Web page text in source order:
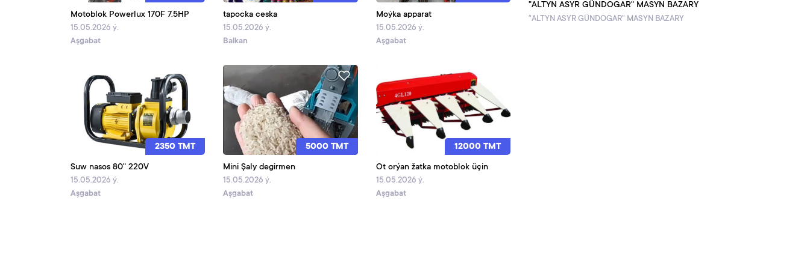
Motoblok Powerlux 170F 7.5HP
15.05.2026 ý.
Aşgabat
tapocka ceska
15.05.2026 ý.
Balkan
Moýka apparat
15.05.2026 ý.
Aşgabat
2350 TMT
Suw nasos 80" 220V
15.05.2026 ý.
Aşgabat
5000 TMT
Mini Şaly degirmen
15.05.2026 ý.
Aşgabat
12000 TMT
Ot orýan žatka motoblok üçin
15.05.2026 ý.
Aşgabat
"ALTYN ASYR GÜNDOGAR" MASYN BAZARY
"ALTYN ASYR GÜNDOGAR" MASYN BAZARY